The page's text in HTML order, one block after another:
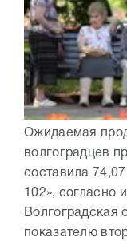
Ожидаемая
волгоградцев
составила
102», согласно
Волгоградская
показателю